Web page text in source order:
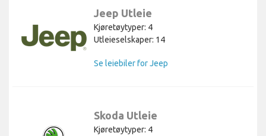
Jeep Utleie
Kjøretøytyper: 4
Utleieselskaper: 14
Se leiebiler for Jeep
Skoda Utleie
Kjøretøytyper: 4